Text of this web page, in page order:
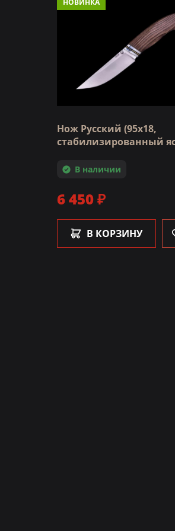
НОВИНКА
Нож Русский (95х18,
стабилизированный
В наличии
6 450 ₽
В КОРЗИНУ